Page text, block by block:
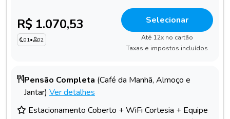
R$ 1.070,53
01• 02
Selecionar
Até 12x no cartão
Taxas e impostos incluídos
Pensão Completa (Café da Manhã, Almoço e
Jantar) Ver detalhes
Estacionamento Coberto + WiFi Cortesia + Equipe